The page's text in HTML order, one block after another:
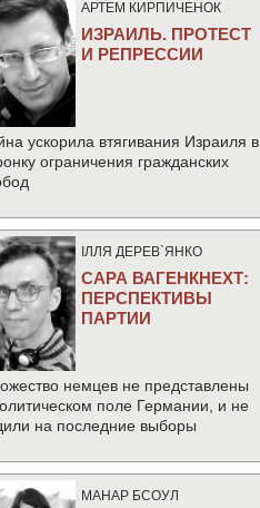
АРТЕМ КИРПИЧЕНОК
ИЗРАИЛЬ. ПРОТЕСТ
И РЕПРЕССИИ
ускорила втягивания Израиля в
ограничения гражданских
IЛЛЯ ДЕРЕВ`ЯНКО
САРА ВАГЕНКНЕХТ:
ПЕРСПЕКТИВЫ
ПАРТИИ
немцев не представлены
поле Германии, и не
на последние выборы
МАНАР БСОУЛ